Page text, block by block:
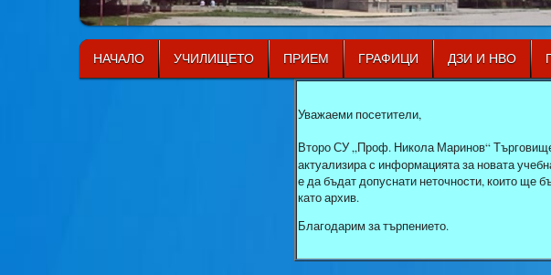
НАЧАЛО УЧИЛИЩЕТО ПРИЕМ ГРАФИЦИ ДЗИ И НВО
Уважаеми посетители,
Второ СУ „Проф. Никола Маринов“
актуализира с информацията за новата
е да бъдат допуснати неточности, които ще
като архив.
Благодарим за търпението.